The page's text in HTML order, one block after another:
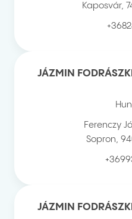
Kaposvár,
JÁZMIN
Ferenczy
Sopron
JÁZMIN